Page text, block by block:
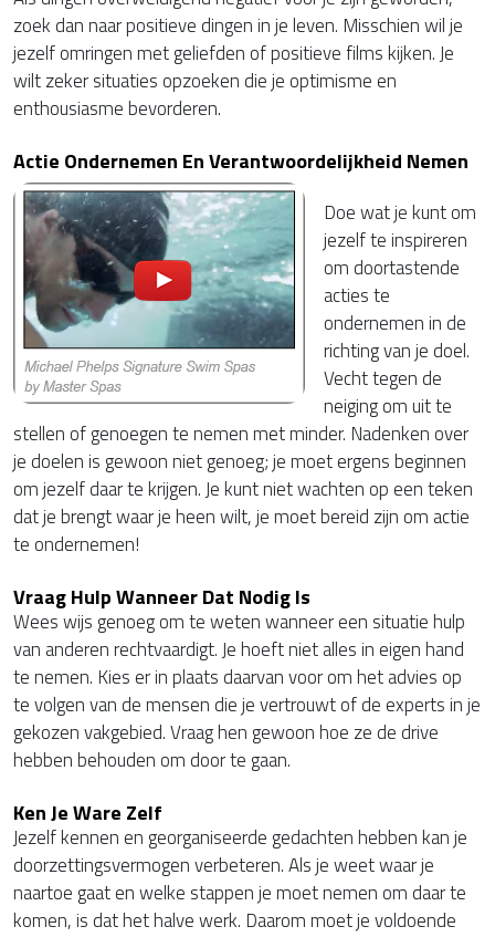
zoek dan naar positieve dingen in je leven. Misschien wil je
jezelf omringen met geliefden of positieve films kijken. Je
wilt zeker situaties opzoeken die je optimisme en
enthousiasme bevorderen.
Actie Ondernemen En Verantwoordelijkheid Nemen
Doe wat je kunt om
jezelf te inspireren
om doortastende
acties te
ondernemen in de
richting van je doel.
Vecht tegen de
neiging om uit te
stellen of genoegen te nemen met minder. Nadenken over
je doelen is gewoon niet genoeg; je moet ergens beginnen
om jezelf daar te krijgen. Je kunt niet wachten op een teken
dat je brengt waar je heen wilt, je moet bereid zijn om actie
te ondernemen!
Vraag Hulp Wanneer Dat Nodig Is
Wees wijs genoeg om te weten wanneer een situatie hulp
van anderen rechtvaardigt. Je hoeft niet alles in eigen hand
te nemen. Kies er in plaats daarvan voor om het advies op
te volgen van de mensen die je vertrouwt of de experts in je
gekozen vakgebied. Vraag hen gewoon hoe ze de drive
hebben behouden om door te gaan.
Ken Je Ware Zelf
Jezelf kennen en georganiseerde gedachten hebben kan je
doorzettingsvermogen verbeteren. Als je weet waar je
naartoe gaat en welke stappen je moet nemen om daar te
komen, is dat het halve werk. Daarom moet je voldoende